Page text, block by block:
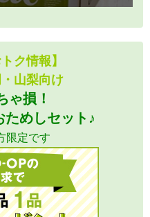
ク情報】
山梨向け
ゃ損！
めしセット♪
限定です